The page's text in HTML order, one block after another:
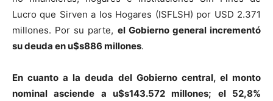
Lucro que Sirven a los Hogares (ISFLSH) por USD 2.371
millones. Por su parte, el Gobierno general incrementó
su deuda en u$s886 millones.
En cuanto a la deuda del Gobierno central, el monto
nominal asciende a u$s143.572 millones; el 52,8%